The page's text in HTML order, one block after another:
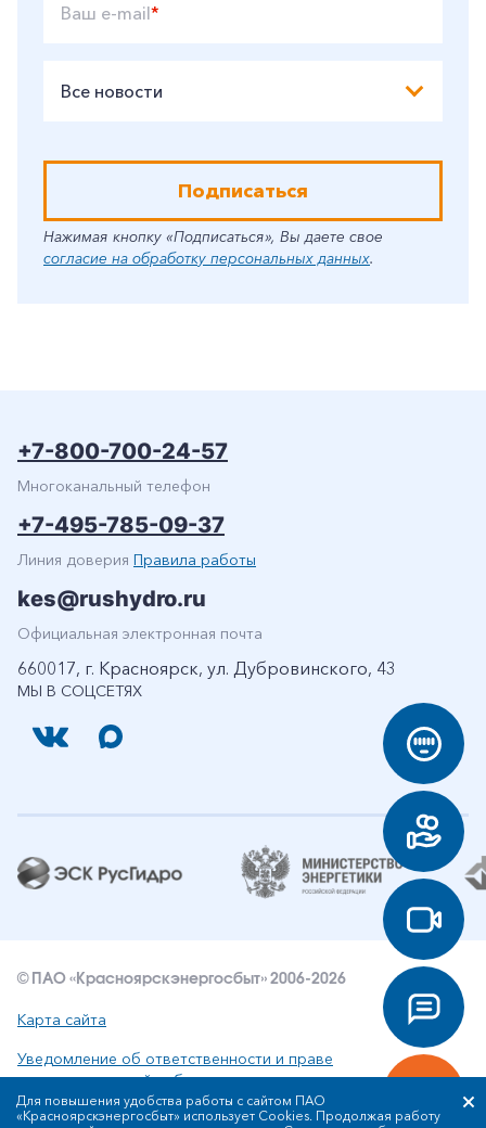
Ваш e-mail*
Все новости
Подписаться
Нажимая кнопку «Подписаться», Вы даете свое
согласие на обработку персональных данных.
МЫ В СОЦСЕТЯХ
+7-800-700-24-57
Многоканальный телефон
+7-495-785-09-37
Линия доверия Правила работы
kes@rushydro.ru
Официальная электронная почта
660017, г. Красноярск, ул. Дубровинского, 43
© ПАО «Красноярскэнергосбыт» 2006-2026
Карта сайта
Уведомление об ответственности и праве
интеллектуальной собственности
Политика ПАО «Красноярскэнергосбыт» в отношении
Для повышения удобства работы с сайтом ПАО
«Красноярскэнергосбыт» использует Cookies. Продолжая работу